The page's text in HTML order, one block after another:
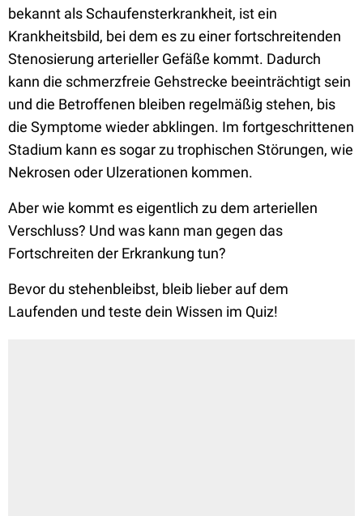
bekannt als Schaufensterkrankheit, ist ein
Krankheitsbild, bei dem es zu einer fortschreitenden
Stenosierung arterieller Gefäße kommt. Dadurch
kann die schmerzfreie Gehstrecke beeinträchtigt sein
und die Betroffenen bleiben regelmäßig stehen, bis
die Symptome wieder abklingen. Im fortgeschrittenen
Stadium kann es sogar zu trophischen Störungen, wie
Nekrosen oder Ulzerationen kommen.
Aber wie kommt es eigentlich zu dem arteriellen
Verschluss? Und was kann man gegen das
Fortschreiten der Erkrankung tun?
Bevor du stehenbleibst, bleib lieber auf dem
Laufenden und teste dein Wissen im Quiz!